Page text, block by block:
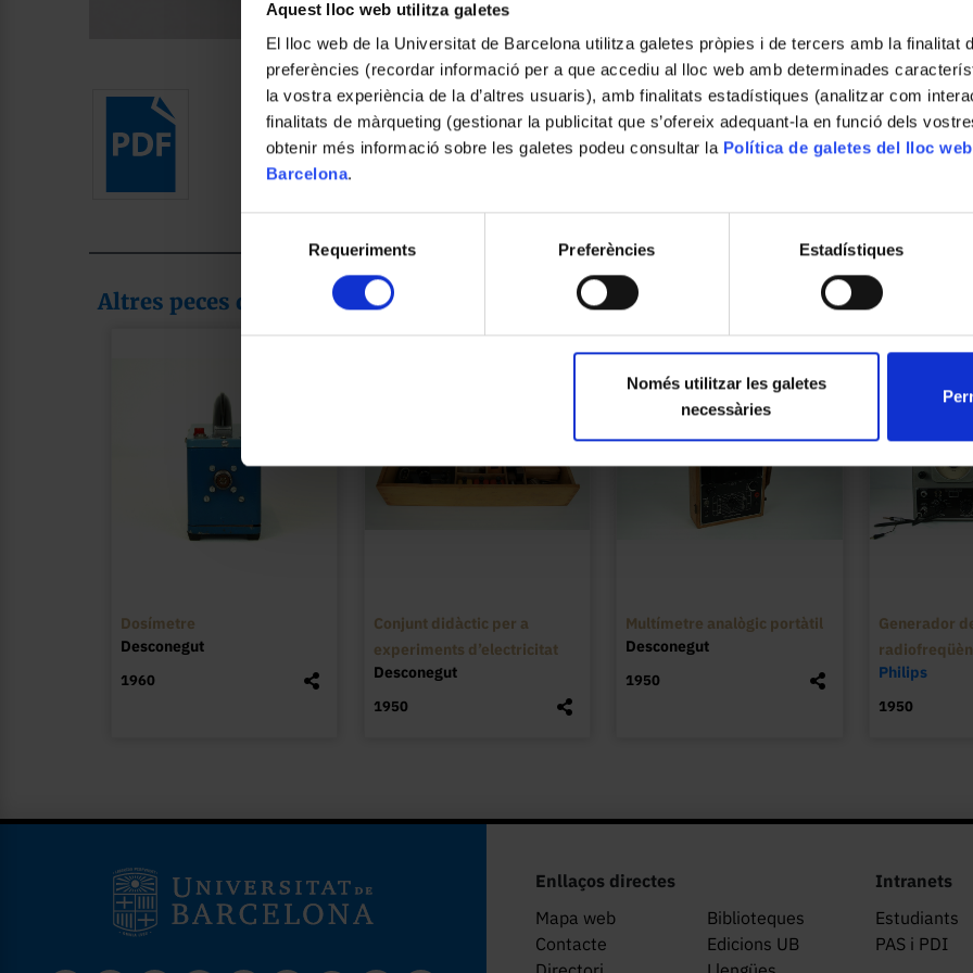
Aquest lloc web utilitza galetes
El lloc web de la Universitat de Barcelona utilitza galetes pròpies i de tercers amb la finalitat
preferències (recordar informació per a que accediu al lloc web amb determinades
la vostra experiència de la d’altres usuaris), amb finalitats estadístiques (analitzar com
finalitats de màrqueting (gestionar la publicitat que s’ofereix adequant-la en funció dels
obtenir més informació sobre les galetes podeu consultar la Política de galetes del lloc
Barcelona.
de
consentiment
Requeriments Preferències Estadístiques
Només utilitzar les galetes
necessàries
Descripció general
Aparell d’electrostàtica conegut com a
base de fusta sobre la qual s’aixequen
estructura metàl·lica superior en forma
metàl·lic central. El conjunt combina
L’instrument es connecta a una font
màquina de fricció o d’inducció. En
de repulsió electrostàtica que provoquen
una “dansa”, permet visualitzar de
estàtica i la distribució de càrrega.
l’apartat d’electricitat estàtica figura un
denominació correspon als dispositius
de petits cossos lleugers per efecte de la
Llegir més
Altres peces de la col·lecció
Dosímetre
Desconegut
1960
Conjunt didàctic per a
experiments d’electricitat
Desconegut
1950
Multímetre analògic portàtil
Desconegut
1950
Generador
Philips
1950
Enllaços directes
Mapa web
Biblioteques
Contacte
Edicions UB
Intranets
Estudiants
PAS i PDI